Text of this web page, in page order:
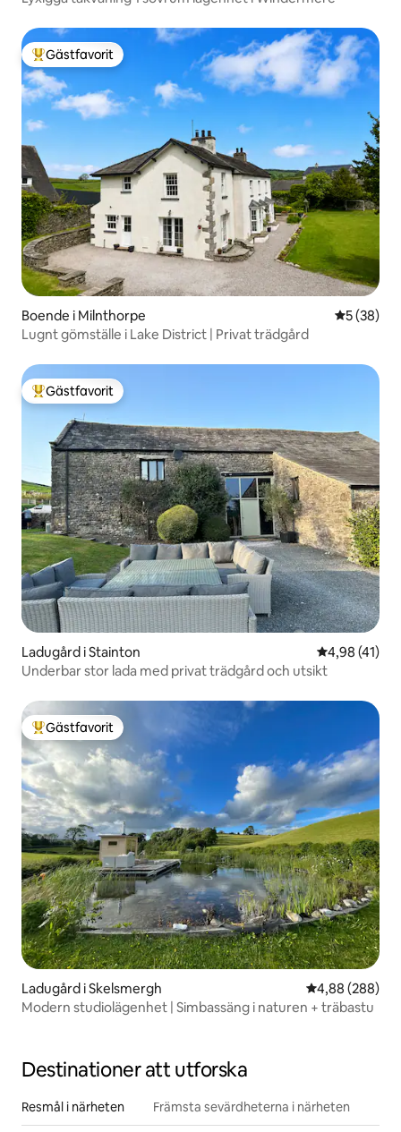
Populär gästfavorit
Gästfavorit
Boende i Milnthorpe 5 av 5 i
5 (38)
Lugnt gömställe i Lake District | Privat trädgård
Populär gästfavorit
Gästfavorit
Ladugård i Stainton 4,98 av 5 i
4,98 (41)
Underbar stor lada med privat trädgård och utsikt
Populär gästfavorit
Gästfavorit
Ladugård i Skelsmergh 4,88 av 5 i
4,88 (288)
Modern studiolägenhet | Simbassäng i naturen + träbastu
Destinationer att utforska
Resmål i närheten Främsta sevärdheterna i närheten